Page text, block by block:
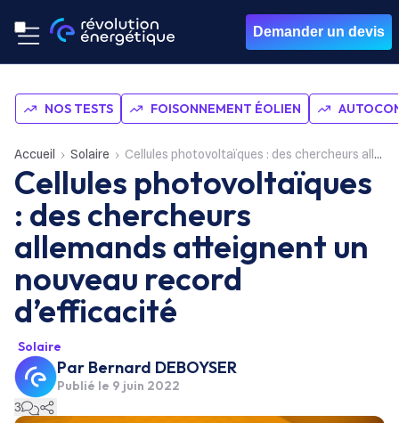
Demander un devis
NOS TESTS FOISONNEMENT ÉOLIEN
Accueil Solaire Cellules photovoltaïques : des chercheurs allemands atteignent un nouveau record d’efficacité
Cellules photovoltaïques
: des chercheurs
allemands atteignent un
nouveau record
d’efficacité
Solaire
Par Bernard DEBOYSER
Publié le 9 juin 2022
3